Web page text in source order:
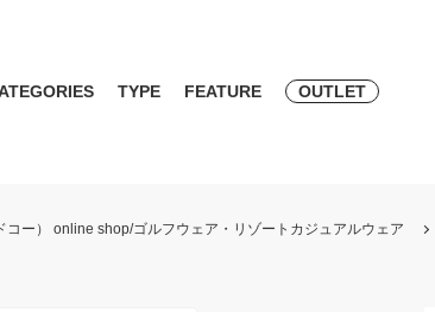
TYPE FEATURE OUTLET
コー） online shop/ゴルフウェア・リゾートカジュアルウェア